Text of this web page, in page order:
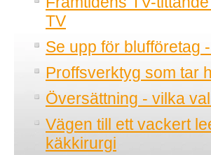
TV
Se upp för blufföretag
Proffsverktyg som tar
Översättning - vilka
Vägen till ett vackert
käkkirurgi